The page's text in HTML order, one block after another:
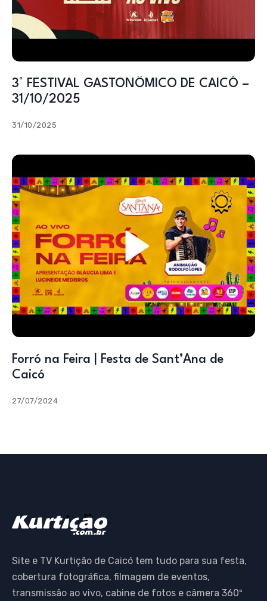
3° FESTIVAL GASTONÔMICO DE CAICÓ –
31/10/2025
31/10/2025
Forró na Feira | Festa de Sant’Ana de
Caicó
27/07/2024
Site e TV Kurtição de Caicó tem tudo para sua festa,
cobertura fotográfica, filmagem de eventos,
transmissão ao vivo, cabine de fotos e câmera 360º